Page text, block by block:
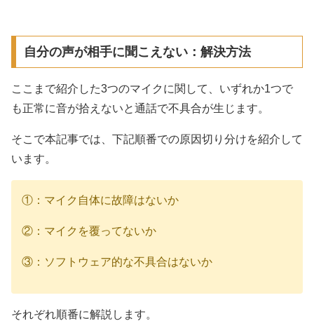
自分の声が相手に聞こえない：解決方法
ここまで紹介した3つのマイクに関して、いずれか1つで
も正常に音が拾えないと通話で不具合が生じます。
そこで本記事では、下記順番での原因切り分けを紹介して
います。
①：マイク自体に故障はないか
②：マイクを覆ってないか
③：ソフトウェア的な不具合はないか
それぞれ順番に解説します。